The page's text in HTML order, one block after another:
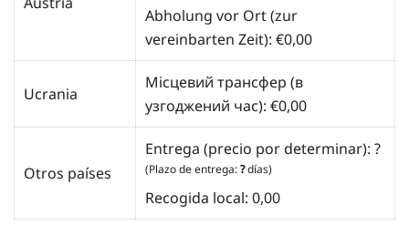
Abholung vor Ort (zur
vereinbarten Zeit): €0,00
Ucrania
Місцевий трансфер (в
узгоджений час): €0,00
Otros países
Entrega (precio por determinar): ?
(Plazo de entrega:?días)
Recogida local: 0,00